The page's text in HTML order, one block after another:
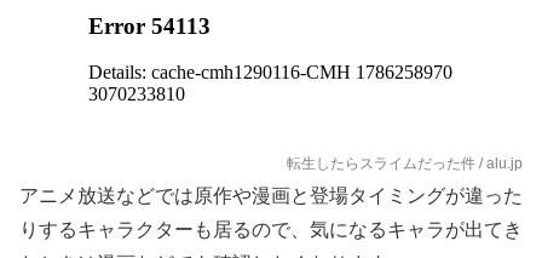
転生したらスライムだった件 / alu.jp
アニメ放送などでは原作や漫画と登場タイミングが違った
りするキャラクターも居るので、気になるキャラが出てき